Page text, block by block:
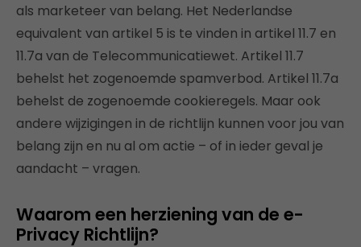
als marketeer van belang. Het Nederlandse
equivalent van artikel 5 is te vinden in artikel 11.7 en
11.7a van de Telecommunicatiewet. Artikel 11.7
behelst het zogenoemde spamverbod. Artikel 11.7a
behelst de zogenoemde cookieregels. Maar ook
andere wijzigingen in de richtlijn kunnen voor jou van
belang zijn en nu al om actie – of in ieder geval je
aandacht – vragen.
Waarom een herziening van de e-
Privacy Richtlijn?